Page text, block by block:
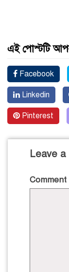
এই পোস্টটি
Facebook
Linkedin
Pinterest
Leave a
Comment